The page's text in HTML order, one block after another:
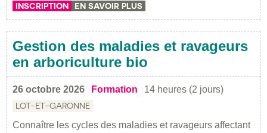
INSCRIPTION EN SAVOIR PLUS
Gestion des maladies et ravageurs
en arboriculture bio
26 octobre 2026 Formation 14 heures (2 jours)
LOT-ET-GARONNE
Connaître les cycles des maladies et ravageurs affectant